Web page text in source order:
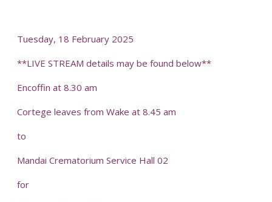
Tuesday, 18 February 2025
**LIVE STREAM details may be found below**
Encoffin at 8.30 am
Cortege leaves from Wake at 8.45 am
to
Mandai Crematorium Service Hall 02
for